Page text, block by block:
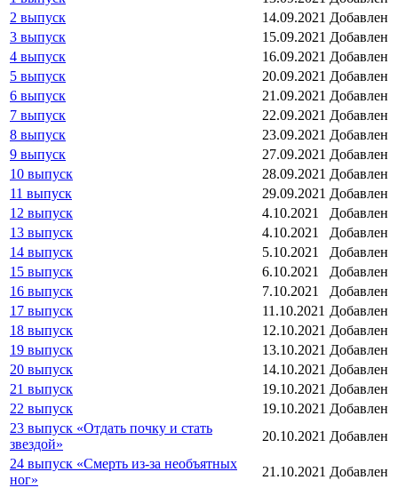
2 выпуск
14.09.2021 Добавлен
3 выпуск
15.09.2021 Добавлен
4 выпуск
16.09.2021 Добавлен
5 выпуск
20.09.2021 Добавлен
6 выпуск
21.09.2021 Добавлен
7 выпуск
22.09.2021 Добавлен
8 выпуск
23.09.2021 Добавлен
9 выпуск
27.09.2021 Добавлен
10 выпуск
28.09.2021 Добавлен
11 выпуск
29.09.2021 Добавлен
12 выпуск
4.10.2021
Добавлен
13 выпуск
4.10.2021
Добавлен
14 выпуск
5.10.2021
Добавлен
15 выпуск
6.10.2021
Добавлен
16 выпуск
7.10.2021
Добавлен
17 выпуск
11.10.2021 Добавлен
18 выпуск
12.10.2021 Добавлен
19 выпуск
13.10.2021 Добавлен
20 выпуск
14.10.2021 Добавлен
21 выпуск
19.10.2021 Добавлен
22 выпуск
19.10.2021 Добавлен
23 выпуск «Отдать почку и стать
звездой»
20.10.2021 Добавлен
24 выпуск «Смерть из-за необъятных
ног»
21.10.2021 Добавлен